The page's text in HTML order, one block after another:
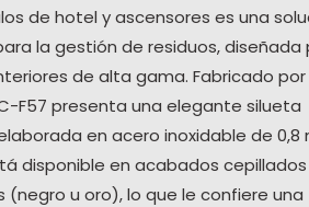
de hotel y ascensores es una
la gestión de residuos, diseñada
de alta gama. Fabricado por
F57 presenta una elegante silueta
en acero inoxidable de 0,8
disponible en acabados
(negro u oro), lo que le confiere una